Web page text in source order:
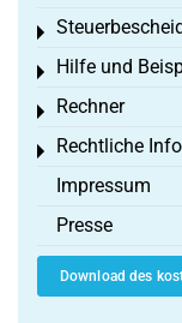
Toggle menu
Hilfe und
Toggle menu
Rechner
Toggle menu
Rechtliche
Toggle menu
Impressum
Presse
Download des